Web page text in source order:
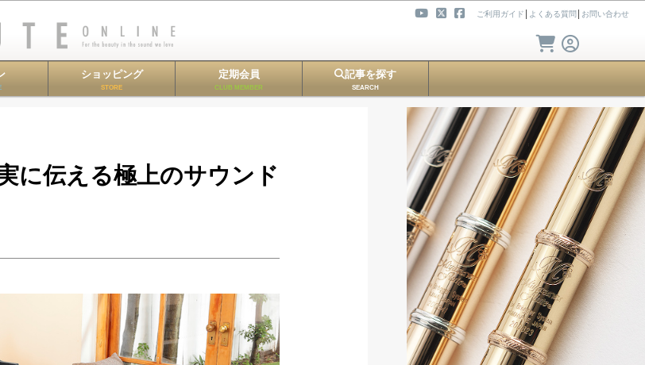
ご利用ガイド よくある質問 お問い合わせ
ショッピング
STORE
定期会員
CLUB MEMBER
記事を探す
SEARCH
に伝える極上のサウンド